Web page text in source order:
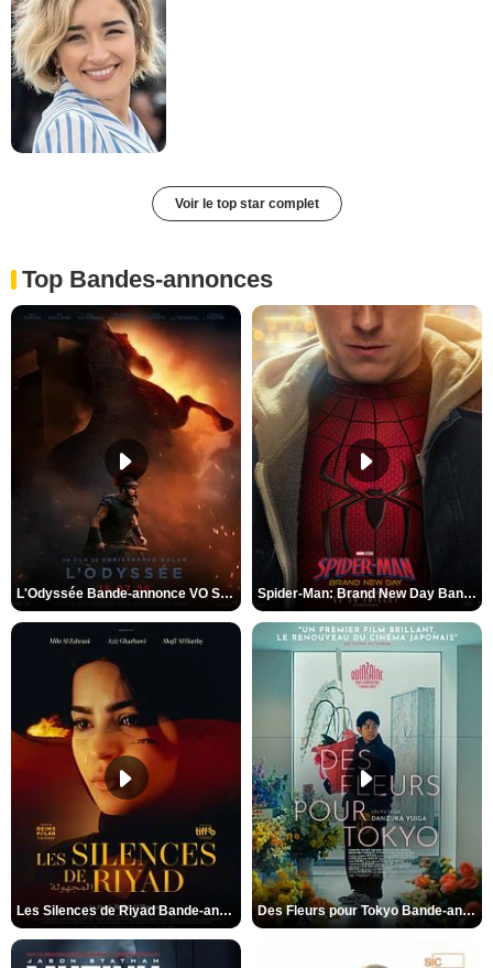
Voir le top star complet
Top Bandes-annonces
L'Odyssée Bande-annonce VO STFR Spider-Man: Brand New Day Bande-annonce VO STFR
Les Silences de Riyad Bande-annonce VO STFR Des Fleurs pour Tokyo Bande-annonce VO STFR